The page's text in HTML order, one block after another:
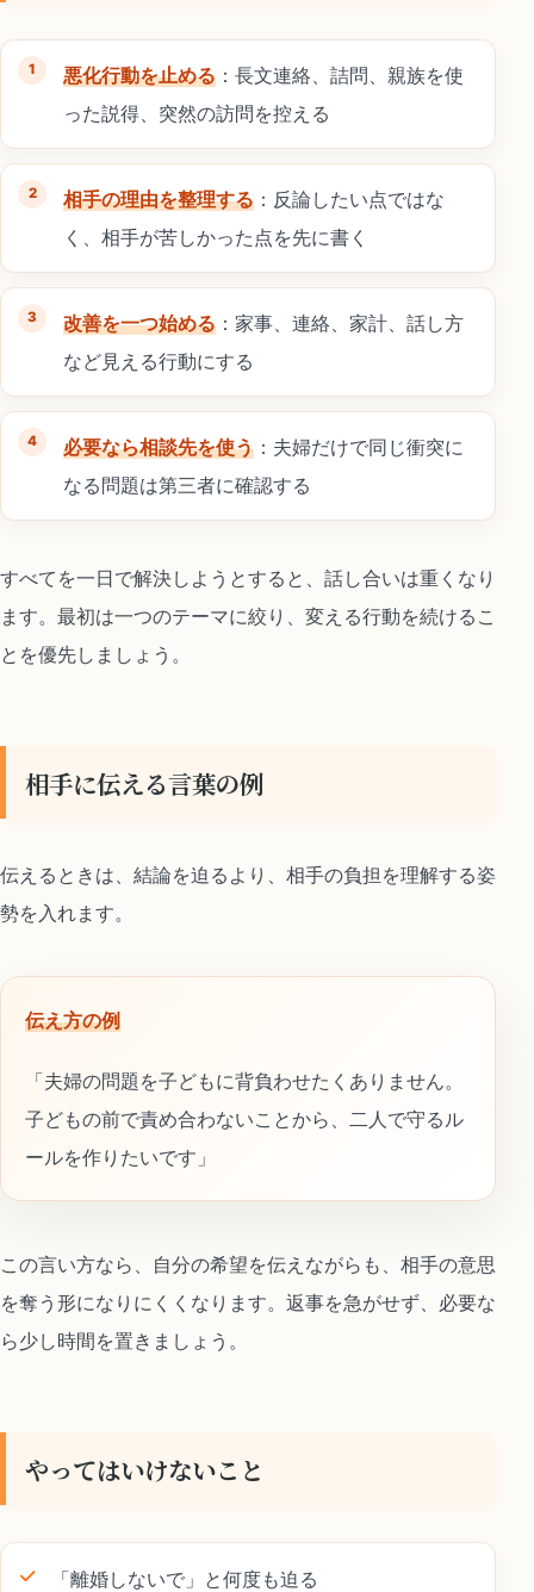
悪化行動を止める ：長文連絡、詰問、親族を使
った説得、突然の訪問を控える
相手の理由を整理する ：反論したい点ではな
く、相手が苦しかった点を先に書く
改善を一つ始める ：家事、連絡、家計、話し方
など見える行動にする
必要なら相談先を使う ：夫婦だけで同じ衝突に
なる問題は第三者に確認する
すべてを一日で解決しようとすると、話し合いは重くなり
ます。最初は一つのテーマに絞り、変える行動を続けるこ
とを優先しましょう。
相手に伝える言葉の例
伝えるときは、結論を迫るより、相手の負担を理解する姿
勢を入れます。
伝え方の例
「夫婦の問題を子どもに背負わせたくありません。
子どもの前で責め合わないことから、二人で守るル
ールを作りたいです」
この言い方なら、自分の希望を伝えながらも、相手の意思
を奪う形になりにくくなります。返事を急がせず、必要な
ら少し時間を置きましょう。
やってはいけないこと
「離婚しないで」と何度も迫る